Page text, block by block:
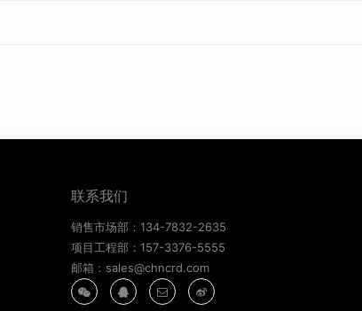
联系我们
销售市场部：134-7832-2635
项目工程部：157-3376-5555
邮箱：sales@chncrd.com